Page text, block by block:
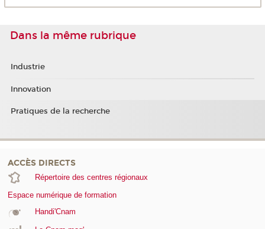
Dans la même rubrique
Industrie
Innovation
Pratiques de la recherche
ACCÈS DIRECTS
Répertoire des centres régionaux
Espace numérique de formation
Handi'Cnam